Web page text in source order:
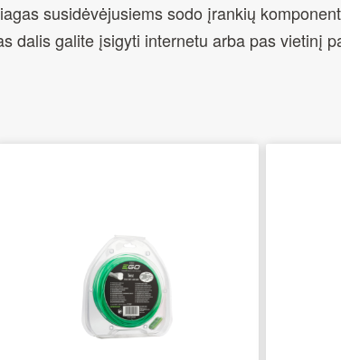
susidėvėjusiems sodo įrankių
dalis galite įsigyti internetu arba pas vietinį